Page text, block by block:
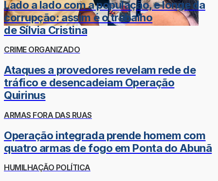
Lado a lado com a população, e longe da
corrupção: assim é o trabalho
de Sílvia Cristina
CRIME ORGANIZADO
Ataques a provedores revelam rede de
tráfico e desencadeiam Operação
Quirinus
ARMAS FORA DAS RUAS
Operação integrada prende homem com
quatro armas de fogo em Ponta do Abunã
HUMILHAÇÃO POLÍTICA